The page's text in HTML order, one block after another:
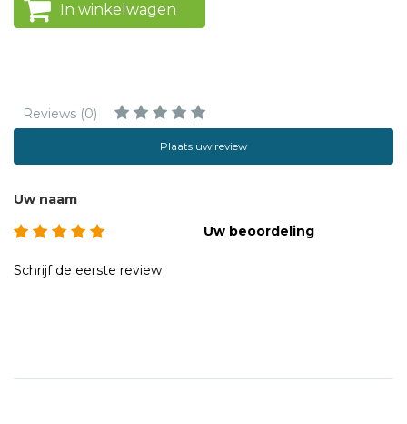
In winkelwagen
Reviews (0)
Plaats uw review
Uw naam
Uw beoordeling
Schrijf de eerste review